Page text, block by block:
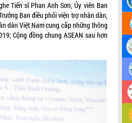
Tiến sĩ Phan Anh Sơn, Ủy viên Ban
Ban điều phối viện trợ nhân dân,
dân Việt Nam cung cấp những thông
Cộng đồng chung ASEAN sau hơn